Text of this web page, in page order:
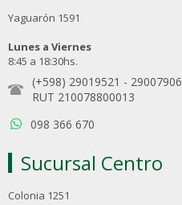
Yaguarón 1591
Lunes a Viernes
8:45 a 18:30hs.
(+598) 29019521 - 29007906
RUT 210078800013
098 366 670
Sucursal Centro
Colonia 1251